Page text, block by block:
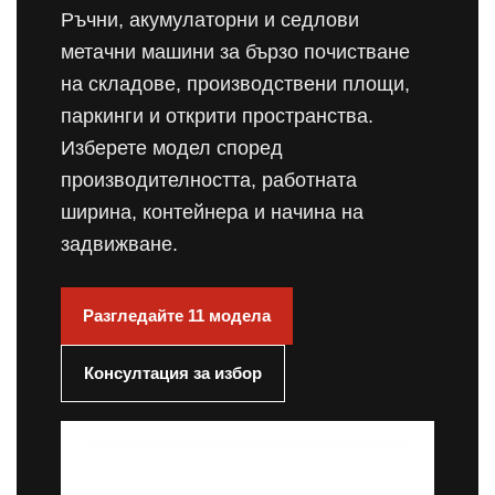
Ръчни, акумулаторни и седлови
метачни машини за бързо почистване
на складове, производствени площи,
паркинги и открити пространства.
Изберете модел според
производителността, работната
ширина, контейнера и начина на
задвижване.
Разгледайте 11 модела
Консултация за избор